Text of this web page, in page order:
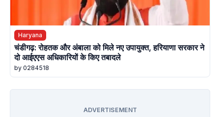
Haryana
चंडीगढ़: रोहतक और अंबाला को मिले नए उपायुक्त, हरियाणा सरकार ने
दो आईएएस अधिकारियों के किए तबादले
by 0284518
ADVERTISEMENT